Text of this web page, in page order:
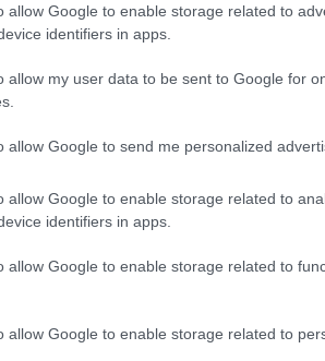
allow Google to enable storage related to
identifiers in apps.
allow my user data to be sent to Google for
allow Google to send me personalized
allow Google to enable storage related to
identifiers in apps.
allow Google to enable storage related to
allow Google to enable storage related to